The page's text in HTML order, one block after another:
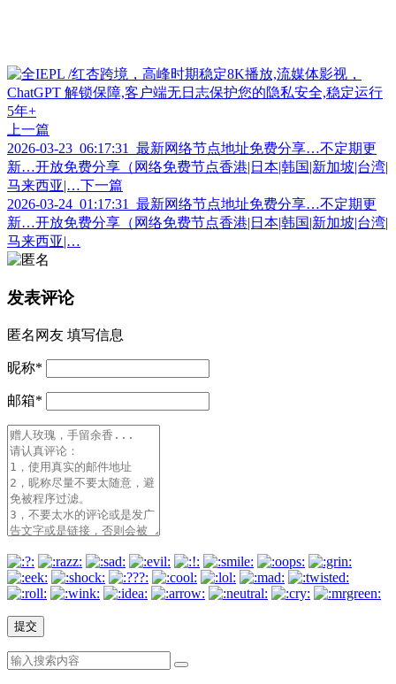
上一篇
2026-03-23_06:17:31_最新网络节点地址免费分享…不定期更
新…开放免费分享（网络免费节点香港|日本|韩国|新加坡|台湾|
马来西亚|… 下一篇
2026-03-24_01:17:31_最新网络节点地址免费分享…不定期更
新…开放免费分享（网络免费节点香港|日本|韩国|新加坡|台湾|
马来西亚|…
发表评论
匿名网友 填写信息
昵称*
邮箱*